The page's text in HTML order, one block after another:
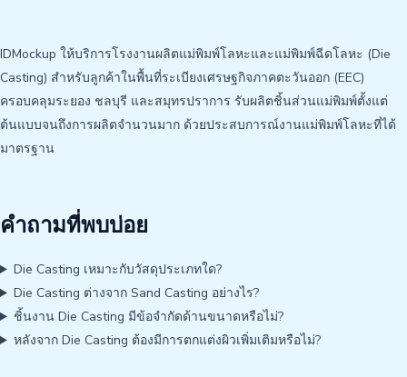
IDMockup ให้บริการโรงงานผลิตแม่พิมพ์โลหะและแม่พิมพ์ฉีดโลหะ (Die
Casting) สำหรับลูกค้าในพื้นที่ระเบียงเศรษฐกิจภาคตะวันออก (EEC)
ครอบคลุมระยอง ชลบุรี และสมุทรปราการ รับผลิตชิ้นส่วนแม่พิมพ์ตั้งแต่
ต้นแบบจนถึงการผลิตจำนวนมาก ด้วยประสบการณ์งานแม่พิมพ์โลหะที่ได้
มาตรฐาน
คำถามที่พบบ่อย
Die Casting เหมาะกับวัสดุประเภทใด?
Die Casting ต่างจาก Sand Casting อย่างไร?
ชิ้นงาน Die Casting มีข้อจำกัดด้านขนาดหรือไม่?
หลังจาก Die Casting ต้องมีการตกแต่งผิวเพิ่มเติมหรือไม่?